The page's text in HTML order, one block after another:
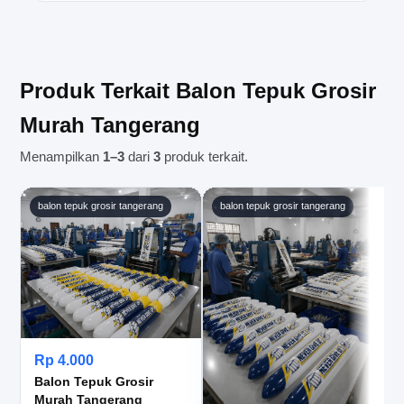
berikan.
Produk Terkait Balon Tepuk Grosir
Murah Tangerang
Menampilkan 1–3 dari3 produk terkait.
balon tepuk grosir tangerang
Rp 4.000
Balon Tepuk Grosir
Murah Tangerang
balon tepuk grosir tangerang